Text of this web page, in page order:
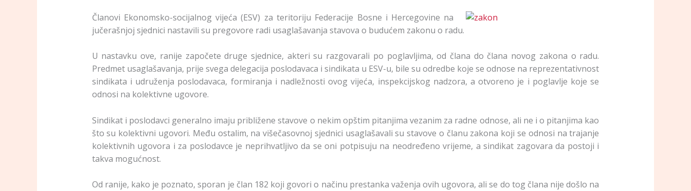
Članovi Ekonomsko-socijalnog vijeća (ESV) za teritoriju Federacije Bosne i Hercegovine na
jučerašnjoj sjednici nastavili su pregovore radi usaglašavanja stavova o budućem zakonu o radu.
U nastavku ove, ranije započete druge sjednice, akteri su razgovarali po poglavljima, od člana do člana novog zakona o radu.
Predmet usaglašavanja, prije svega delegacija poslodavaca i sindikata u ESV-u, bile su odredbe koje se odnose na reprezentativnost
sindikata i udruženja poslodavaca, formiranja i nadležnosti ovog vijeća, inspekcijskog nadzora, a otvoreno je i poglavlje koje se
odnosi na kolektivne ugovore.
Sindikat i poslodavci generalno imaju približene stavove o nekim opštim pitanjima vezanim za radne odnose, ali ne i o pitanjima kao
što su kolektivni ugovori. Među ostalim, na višečasovnoj sjednici usaglašavali su stavove o članu zakona koji se odnosi na trajanje
kolektivnih ugovora i za poslodavce je neprihvatljivo da se oni potpisuju na neodređeno vrijeme, a sindikat zagovara da postoji i
takva mogućnost.
Od ranije, kako je poznato, sporan je član 182 koji govori o načinu prestanka važenja ovih ugovora, ali se do tog člana nije došlo na